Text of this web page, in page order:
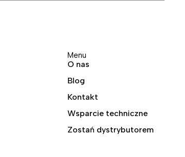
Menu
O nas
Blog
Kontakt
Wsparcie techniczne
Zostań dystrybutorem